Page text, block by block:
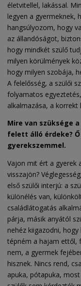
életvitellel, lakással.
legyen a gyermeknek,
hangsúlyozom, hogy
az állandóságot,
hogy mindkét szülő
milyen körülmények
hogy milyen szobája,
A felelősség, a szülői
folyamatos
alkalmazása, a korrekt
Mire van szüksége
felett álló érdeke?
gyerekszemmel.
Vajon mit ért a gyerek
visszajön?
első szülői interjú: a
különélés van,
családlátogatás
párja, másik anyától
nehéz kiigazodni,
tépném a hajam ettől,
nem, a gyermek
hisznek. Nincs rend,
apuka, pótapuka,